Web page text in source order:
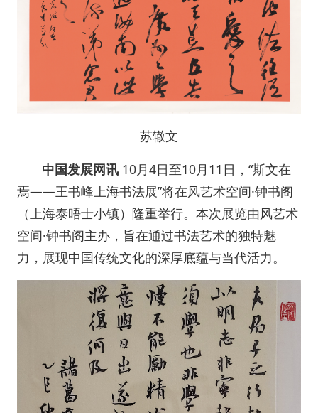
苏辙文
中国发展网讯 10月4日至10月11日，“斯文在
焉——王书峰上海书法展”将在风艺术空间·钟书阁
（上海泰晤士小镇）隆重举行。本次展览由风艺术
空间·钟书阁主办，旨在通过书法艺术的独特魅
力，展现中国传统文化的深厚底蕴与当代活力。